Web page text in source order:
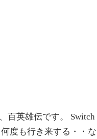
百英雄伝です。 Switch
度も行き来する・・な